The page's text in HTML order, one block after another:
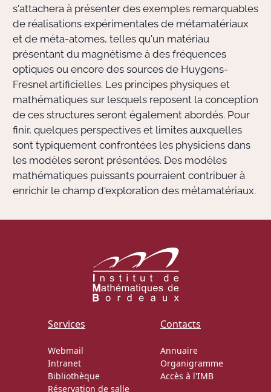
s'attachera à présenter des exemples remarquables
de réalisations expérimentales de métamatériaux
et de méta-atomes, telles qu'un matériau
présentant du magnétisme à des fréquences
optiques ou encore des sources de Huygens-
Fresnel artificielles. Les principes physiques et
mathématiques sur lesquels reposent la conception
de ces structures seront également abordés. Pour
finir, quelques perspectives et limites auxquelles
sont typiquement confrontées les physiciens dans
les modèles seront présentées. Des modèles
mathématiques puissants pourraient contribuer à
enrichir le champ d'exploration des métamatériaux.
Services
Webmail
Intranet
Bibliothèque
Réservation de salle
Contacts
Annuaire
Organigramme
Accès à l'IMB